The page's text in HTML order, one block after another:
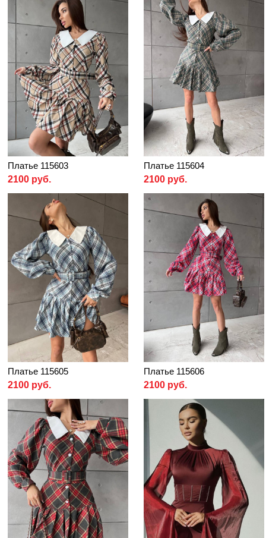
Платье 115603
2100 руб.
Платье 115604
2100 руб.
Платье 115605
2100 руб.
Платье 115606
2100 руб.